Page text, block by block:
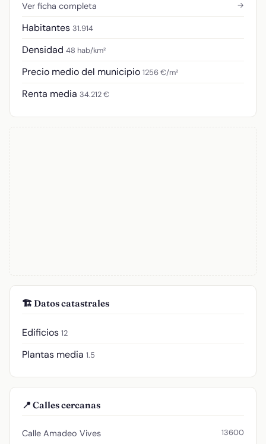
Ver ficha completa →
Habitantes 31.914
Densidad 48 hab/km²
Precio medio del municipio 1256 €/m²
Renta media 34.212 €
🏗️ Datos catastrales
Edificios 12
Plantas media 1.5
📍 Calles cercanas
Calle Amadeo Vives 13600